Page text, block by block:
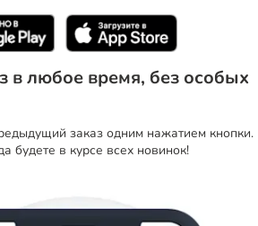
в любое время, без особых
заказ одним нажатием кнопки.
будете в курсе всех новинок!